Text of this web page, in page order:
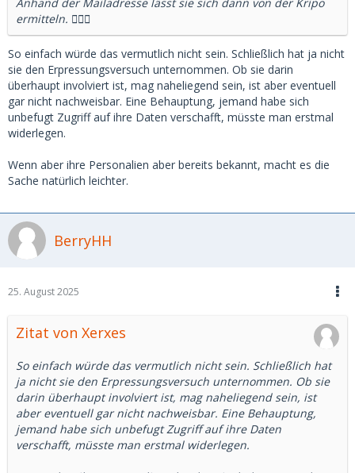
ermitteln. 🤷🏼‍♂️
So einfach würde das vermutlich nicht sein. Schließlich hat ja nicht
sie den Erpressungsversuch unternommen. Ob sie darin
überhaupt involviert ist, mag naheliegend sein, ist aber eventuell
gar nicht nachweisbar. Eine Behauptung, jemand habe sich
unbefugt Zugriff auf ihre Daten verschafft, müsste man erstmal
widerlegen.
Wenn aber ihre Personalien aber bereits bekannt, macht es die
Sache natürlich leichter.
BerryHH
25. August 2025
Zitat von Xerxes
So einfach würde das vermutlich nicht sein. Schließlich hat
ja nicht sie den Erpressungsversuch unternommen. Ob sie
darin überhaupt involviert ist, mag naheliegend sein, ist
aber eventuell gar nicht nachweisbar. Eine Behauptung,
jemand habe sich unbefugt Zugriff auf ihre Daten
verschafft, müsste man erstmal widerlegen.